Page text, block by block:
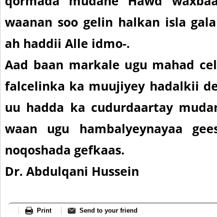
waanan soo gelin halkan isla
ah haddii Alle idmo-.
Aad baan markale ugu mahad
falcelinka ka muujiyey hadalkii
uu hadda ka cudurdaartay
waan ugu hambalyeynayaa
noqoshada gefkaas.
Dr. Abdulqani Hussein
Print Send to your friend